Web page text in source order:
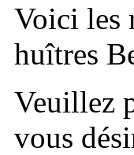
Voici les
huîtres
Veuillez
vous